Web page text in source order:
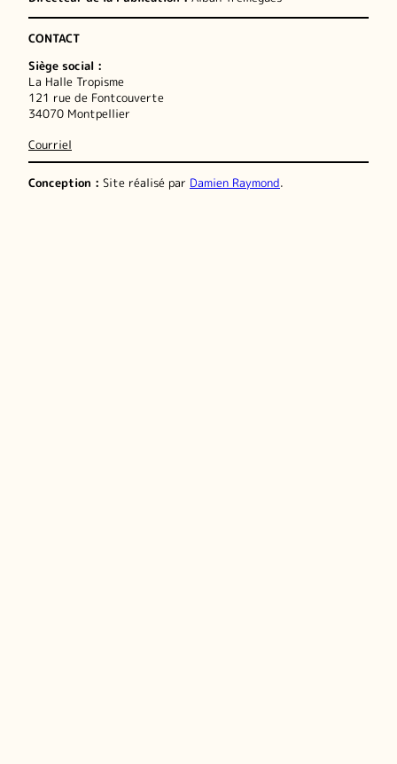
CONTACT
Siège social :
La Halle Tropisme
121 rue de Fontcouverte
34070 Montpellier
Courriel
Conception : Site réalisé par Damien Raymond.